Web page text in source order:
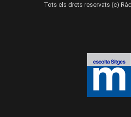
Tots els drets reservats (c)